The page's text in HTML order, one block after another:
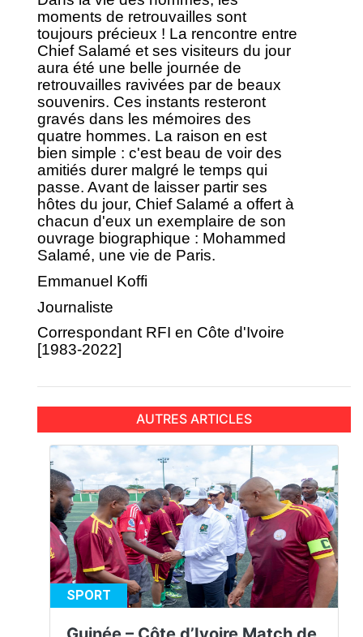
moments de retrouvailles sont
toujours précieux ! La rencontre entre
Chief Salamé et ses visiteurs du jour
aura été une belle journée de
retrouvailles ravivées par de beaux
souvenirs. Ces instants resteront
gravés dans les mémoires des
quatre hommes. La raison en est
bien simple : c'est beau de voir des
amitiés durer malgré le temps qui
passe. Avant de laisser partir ses
hôtes du jour, Chief Salamé a offert à
chacun d'eux un exemplaire de son
ouvrage biographique : Mohammed
Salamé, une vie de Paris.
Emmanuel Koffi
Journaliste
Correspondant RFI en Côte d'Ivoire
[1983-2022]
AUTRES ARTICLES
SPORT